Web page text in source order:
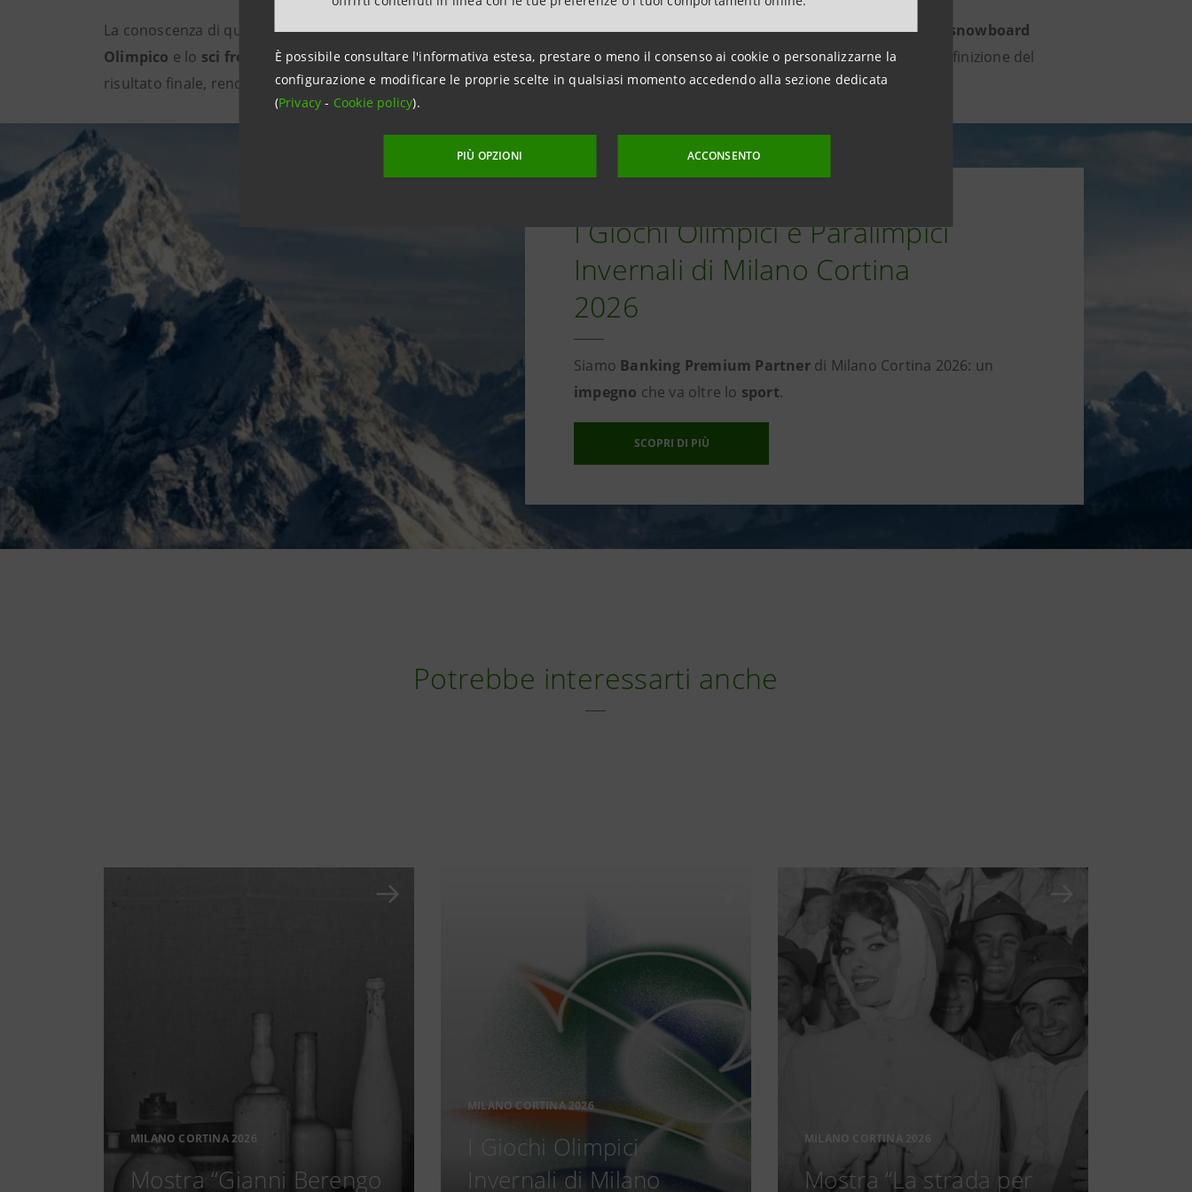
È possibile consultare l'informativa estesa, prestare o meno il consenso ai cookie o personalizzarne la
configurazione e modificare le proprie scelte in qualsiasi momento accedendo alla sezione dedicata
(Privacy- Cookie policy).
PIÙ OPZIONI ACCONSENTO
La conoscenza di questi termini consente di comprendere meglio i criteri di giudizio e la complessità delle performance. Lo
snowboard
Olimpico e lo sci freestylesonodiscipline altamente strutturate,in cui ogni elemento tecnico e stilistico concorre alla definizione del
risultato finale, rendendo le competizioni leggibili ma allo stesso tempo tecnicamente sofisticate.
I Giochi Olimpici e Paralimpici
Invernali di Milano Cortina
2026
Siamo Banking Premium Partner di Milano Cortina 2026: un
impegno che va oltre lo sport.
SCOPRI DI PIÙ
Potrebbe interessarti anche
MILANO CORTINA 2026
Mostra “Gianni Berengo
MILANO CORTINA 2026
I Giochi Olimpici
Invernali di Milano
MILANO CORTINA 2026
Mostra “La strada per